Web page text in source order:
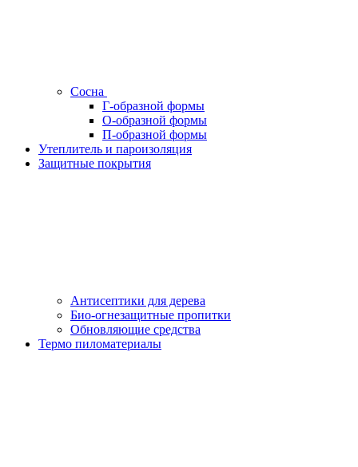
Сосна
Г-образной формы
О-образной формы
П-образной формы
Утеплитель и пароизоляция
Защитные покрытия
Антисептики для дерева
Био-огнезащитные пропитки
Обновляющие средства
Термо пиломатериалы